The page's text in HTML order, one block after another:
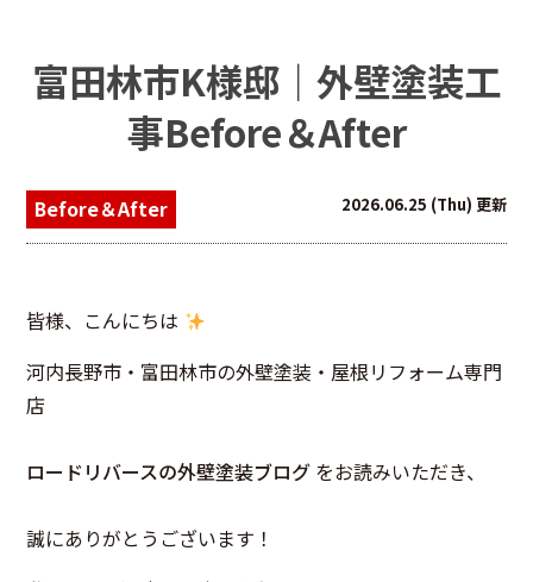
富田林市K様邸｜外壁塗装工
事Before＆After
Before＆After 2026.06.25 (Thu) 更新
皆様、こんにちは
河内長野市・富田林市の外壁塗装・屋根リフォーム専門
店
ロードリバースの外壁塗装ブログ をお読みいただき、
誠にありがとうございます！